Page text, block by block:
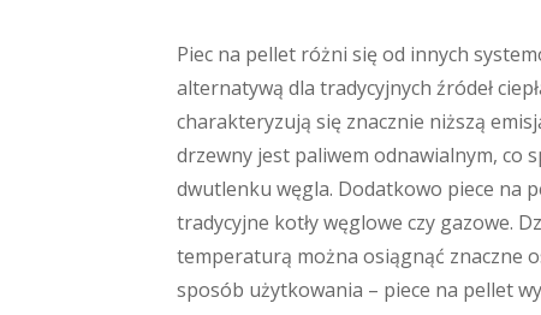
Piec na pellet różni się od innych
alternatywą dla tradycyjnych źródeł
charakteryzują się znacznie niższą
drzewny jest paliwem odnawialnym, co
dwutlenku węgla. Dodatkowo piece na
tradycyjne kotły węglowe czy gazowe.
temperaturą można osiągnąć znaczne
sposób użytkowania – piece na pellet